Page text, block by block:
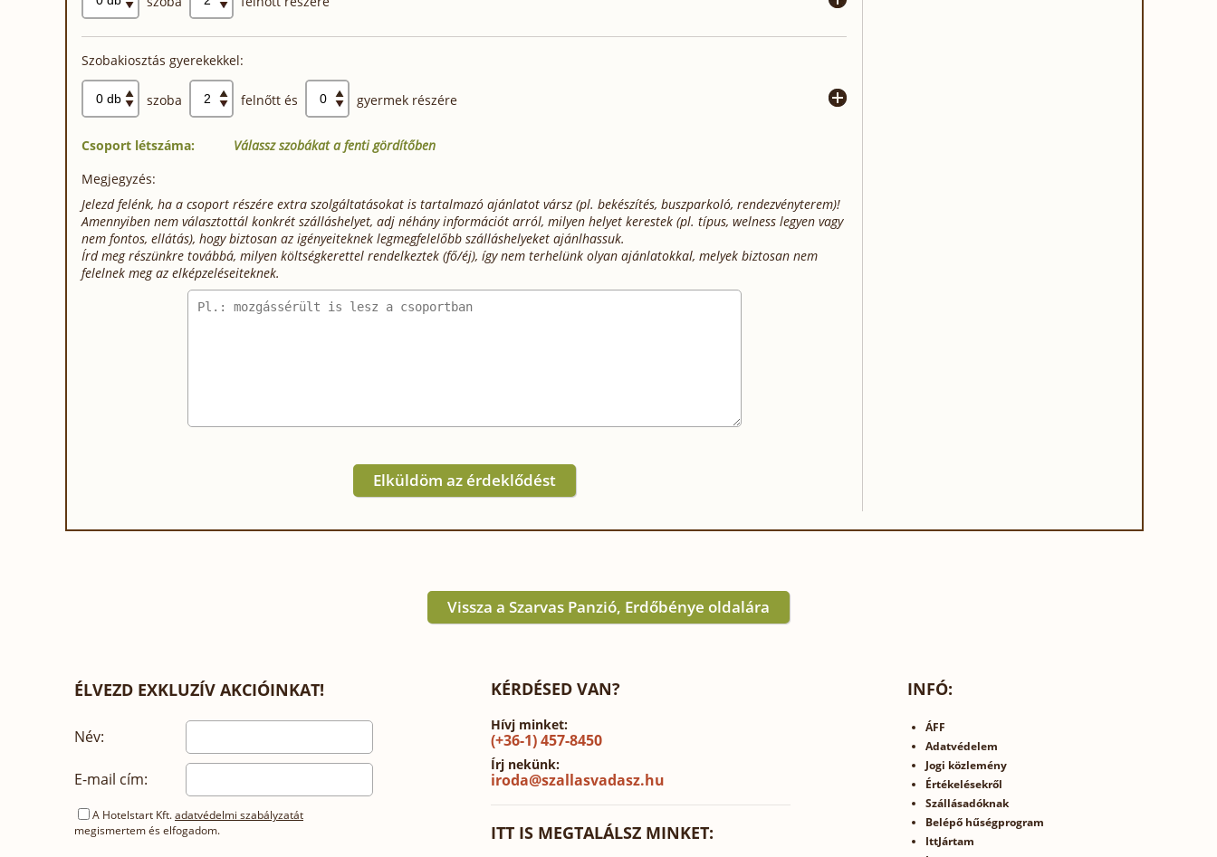
Szobakiosztás gyerekekkel:
szoba felnőtt és gyermek részére
Csoport létszáma:
Válassz szobákat a fenti gördítőben
Megjegyzés:
Jelezd felénk, ha a csoport részére extra szolgáltatásokat is tartalmazó ajánlatot vársz (pl. bekészítés, buszparkoló, rendezvényterem)!
Amennyiben nem választottál konkrét szálláshelyet, adj néhány információt arról, milyen helyet kerestek (pl. típus, welness legyen vagy
nem fontos, ellátás), hogy biztosan az igényeiteknek legmegfelelőbb szálláshelyeket ajánlhassuk.
Írd meg részünkre továbbá, milyen költségkerettel rendelkeztek (fő/éj), így nem terhelünk olyan ajánlatokkal, melyek biztosan nem
felelnek meg az elképzeléseiteknek.
Elküldöm az érdeklődést
Vissza a Szarvas Panzió, Erdőbénye oldalára
ÉLVEZD EXKLUZÍV AKCIÓINKAT!
Név:
E-mail cím:
A Hotelstart Kft.adatvédelmi szabályzatát
megismertem és elfogadom.
KÉRDÉSED VAN?
Hívj minket:
(+36-1) 457-8450
Írj nekünk:
iroda@szallasvadasz.hu
ITT IS MEGTALÁLSZ MINKET:
INFÓ:
ÁFF
Adatvédelem
Jogi közlemény
Értékelésekről
Szállásadóknak
Belépő hűségprogram
IttJártam